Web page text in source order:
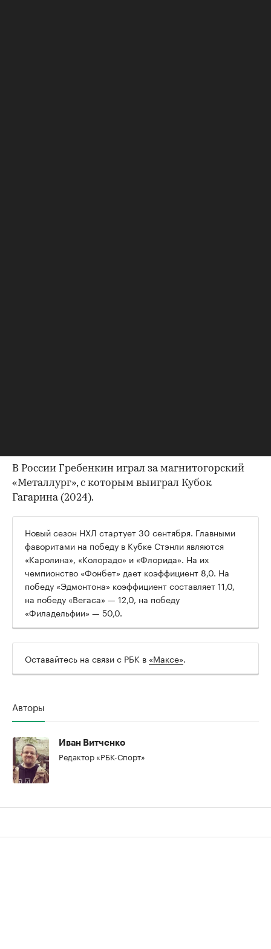
00:00 / 00:00
В России Гребенкин играл за магнитогорский
«Металлург», с которым выиграл Кубок
Гагарина (2024).
Новый сезон НХЛ стартует 30 сентября. Главными
фаворитами на победу в Кубке Стэнли являются
«Каролина», «Колорадо» и «Флорида». На их
чемпионство «Фонбет» дает коэффициент 8,0. На
победу «Эдмонтона» коэффициент составляет 11,0,
на победу «Вегаса» — 12,0, на победу
«Филадельфии» — 50,0.
Оставайтесь на связи с РБК в «Максе».
Авторы
Иван Витченко
Редактор «РБК-Спорт»